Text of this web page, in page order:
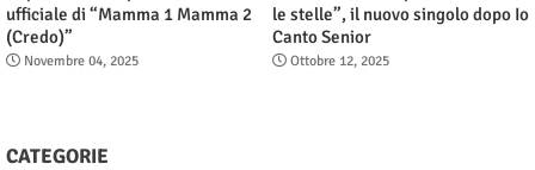
ufficiale di “Mamma 1 Mamma 2
(Credo)”
Novembre 04, 2025
le stelle”, il nuovo singolo dopo Io
Canto Senior
Ottobre 12, 2025
CATEGORIE